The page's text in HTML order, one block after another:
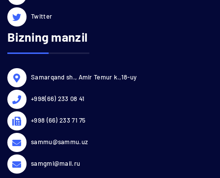
Twitter
Bizning manzil
Samarqand sh., Amir Temur k.,18-uy
+998(66) 233 08 41
+998 (66) 233 71 75
sammu@sammu.uz
samgmi@mail.ru